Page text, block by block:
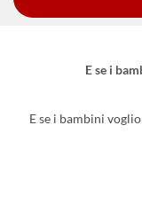
E se i
E se i bambini